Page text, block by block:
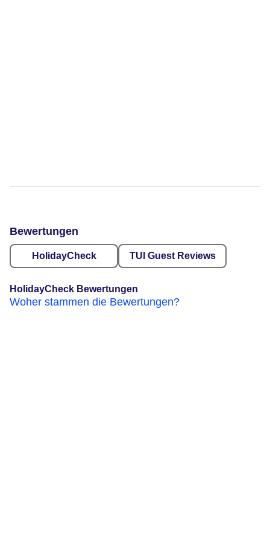
Bewertungen
HolidayCheck TUI Guest Reviews
HolidayCheck Bewertungen
Woher stammen die Bewertungen?